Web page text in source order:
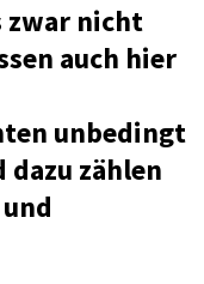
zwar nicht
auch hier
unbedingt
zählen